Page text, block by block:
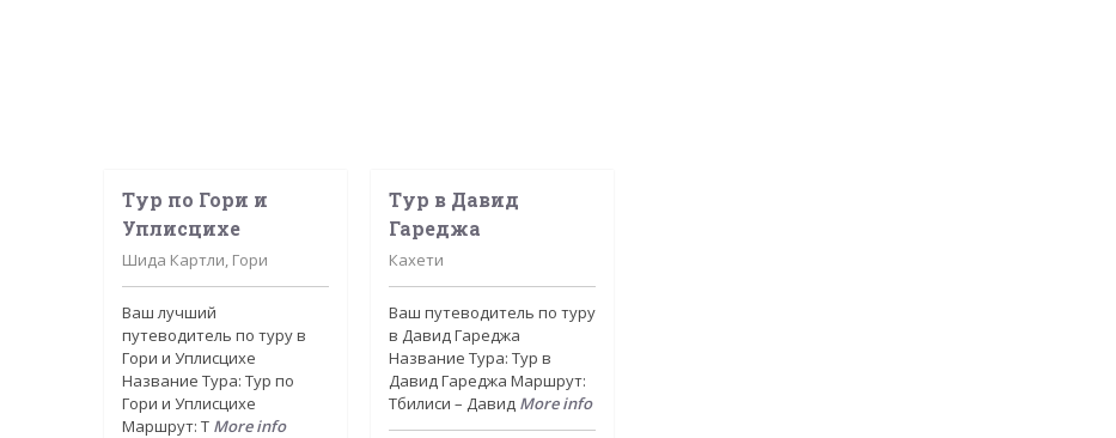
Тур по Гори и
Уплисцихе
Шида Картли, Гори
Ваш лучший
путеводитель по туру в
Гори и Уплисцихе
Название Тура: Тур по
Гори и Уплисцихе
Маршрут: Т More info
Тур в Давид
Гареджа
Кахети
Ваш путеводитель по туру
в Давид Гареджа
Название Тура: Тур в
Давид Гареджа Маршрут:
Тбилиси – Давид More info